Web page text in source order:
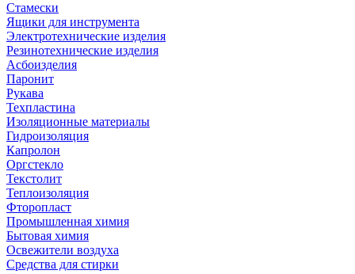
Стамески
Ящики для инструмента
Электротехнические изделия
Резинотехнические изделия
Асбоизделия
Паронит
Рукава
Техпластина
Изоляционные материалы
Гидроизоляция
Капролон
Оргстекло
Текстолит
Теплоизоляция
Фторопласт
Промышленная химия
Бытовая химия
Освежители воздуха
Средства для стирки